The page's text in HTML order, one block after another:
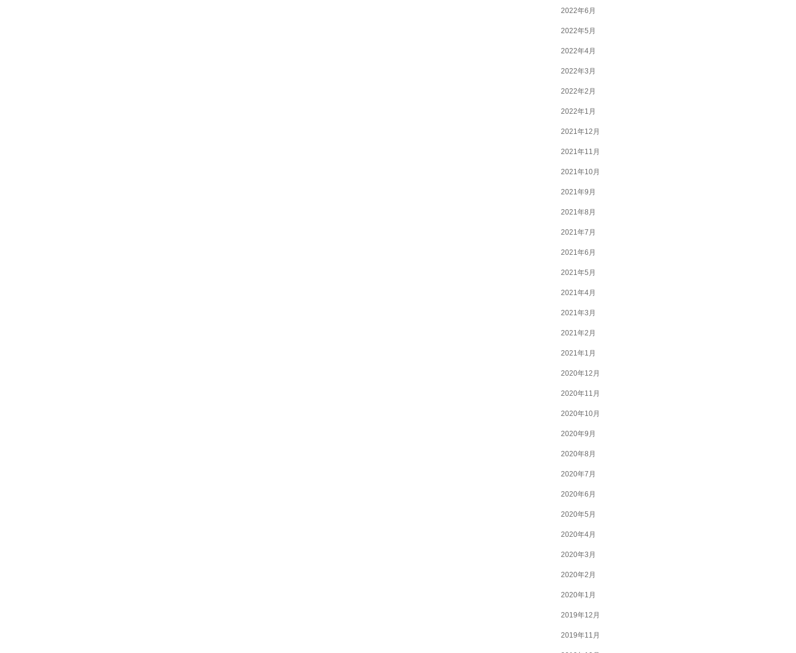
2022年6月
2022年5月
2022年4月
2022年3月
2022年2月
2022年1月
2021年12月
2021年11月
2021年10月
2021年9月
2021年8月
2021年7月
2021年6月
2021年5月
2021年4月
2021年3月
2021年2月
2021年1月
2020年12月
2020年11月
2020年10月
2020年9月
2020年8月
2020年7月
2020年6月
2020年5月
2020年4月
2020年3月
2020年2月
2020年1月
2019年12月
2019年11月